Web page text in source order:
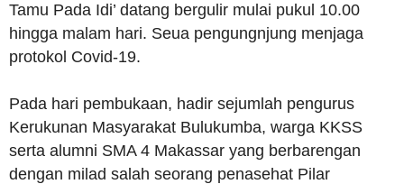
Tamu Pada Idi’ datang bergulir mulai pukul 10.00
hingga malam hari. Seua pengungnjung menjaga
protokol Covid-19.
Pada hari pembukaan, hadir sejumlah pengurus
Kerukunan Masyarakat Bulukumba, warga KKSS
serta alumni SMA 4 Makassar yang berbarengan
dengan milad salah seorang penasehat Pilar